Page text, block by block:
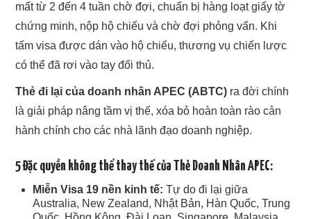
mất từ 2 đến 4 tuần chờ đợi, chuẩn bị hàng loạt giấy tờ
chứng minh, nộp hộ chiếu và chờ đợi phỏng vấn. Khi
tấm visa được dán vào hộ chiếu, thương vụ chiến lược
có thể đã rơi vào tay đối thủ.
Thẻ đi lại của doanh nhân APEC (ABTC) ra đời chính
là giải pháp nâng tầm vị thế, xóa bỏ hoàn toàn rào cản
hành chính cho các nhà lãnh đạo doanh nghiệp.
5 Đặc quyền không thể thay thế của Thẻ Doanh Nhân APEC:
Miễn Visa 19 nền kinh tế: Tự do đi lại giữa
Australia, New Zealand, Nhật Bản, Hàn Quốc, Trung